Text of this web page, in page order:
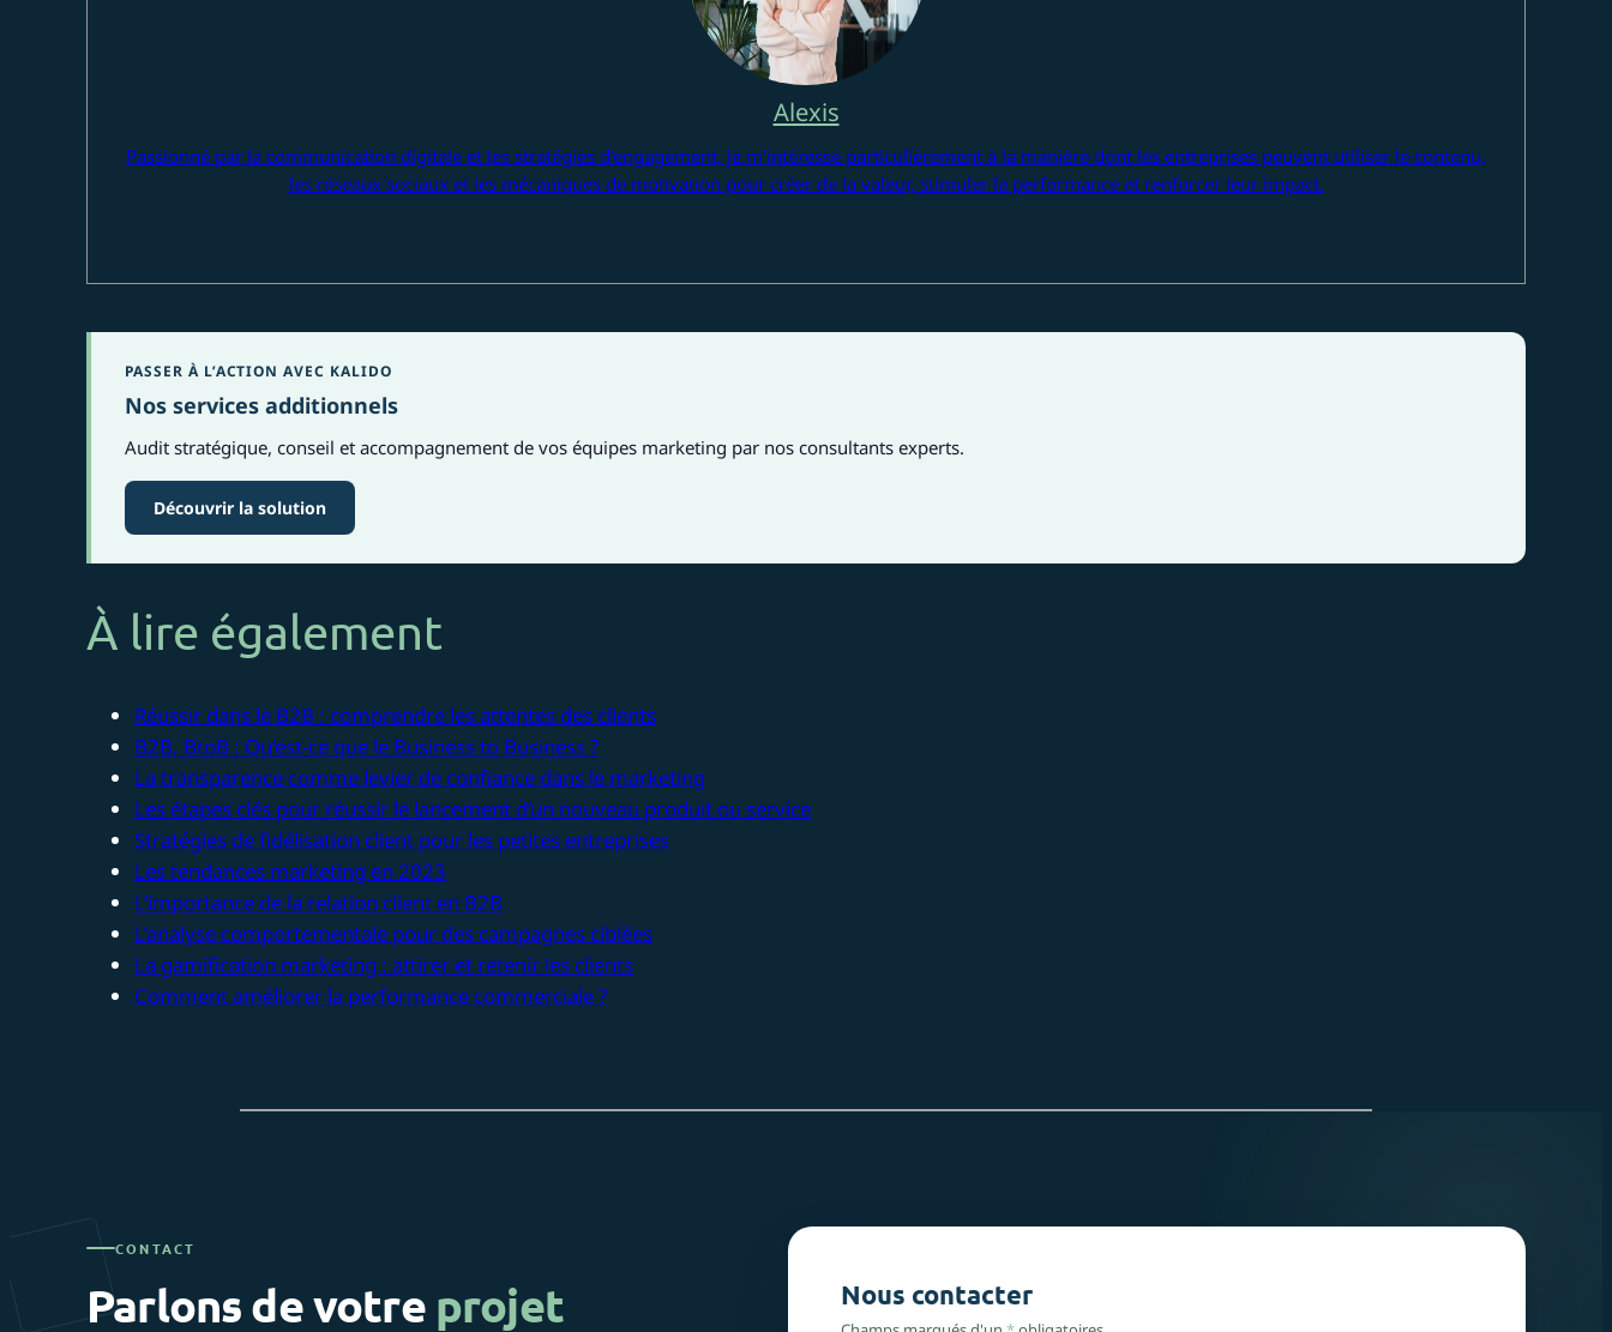
Alexis
Passionné par la communication digitale et les stratégies d’engagement, je m’intéresse particulièrement à la manière dont les entreprises peuvent utiliser le contenu,
les réseaux sociaux et les mécaniques de motivation pour créer de la valeur, stimuler la performance et renforcer leur impact.
PASSER À L’ACTION AVEC KALIDO
Nos services additionnels
Audit stratégique, conseil et accompagnement de vos équipes marketing par nos consultants experts.
Découvrir la solution
À lire également
Réussir dans le B2B : comprendre les attentes des clients
B2B, BtoB : Qu’est-ce que le Business to Business ?
La transparence comme levier de confiance dans le marketing
Les étapes clés pour réussir le lancement d’un nouveau produit ou service
Stratégies de fidélisation client pour les petites entreprises
Les tendances marketing en 2023
L’importance de la relation client en B2B
L’analyse comportementale pour des campagnes ciblées
La gamification marketing : attirer et retenir les clients
Comment améliorer la performance commerciale ?
CONTACT
Parlons de votre projet Nous contacter